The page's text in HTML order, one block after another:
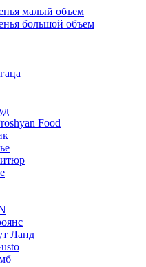
малый объем
большой объем
Food
Ланд